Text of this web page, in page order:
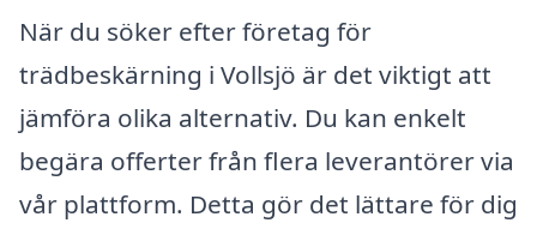
När du söker efter företag för
trädbeskärning i Vollsjö är det viktigt att
jämföra olika alternativ. Du kan enkelt
begära offerter från flera leverantörer via
vår plattform. Detta gör det lättare för dig